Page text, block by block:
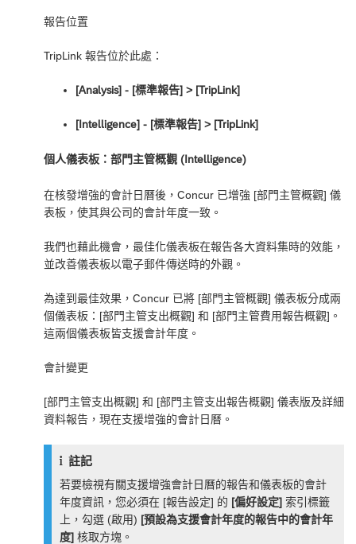
報告位置
TripLink 報告位於此處：
[Analysis] - [標準報告] ‎> [TripLink]
[Intelligence] - [標準報告] ‎> [TripLink]
個人儀表板：部門主管概觀 (Intelligence)
在核發增強的會計日曆後，Concur 已增強 [部門主管概觀] 儀
表板，使其與公司的會計年度一致。
我們也藉此機會，最佳化儀表板在報告各大資料集時的效能，
並改善儀表板以電子郵件傳送時的外觀。
為達到最佳效果，Concur 已將 [部門主管概觀] 儀表板分成兩
個儀表板：[部門主管支出概觀] 和 [部門主管費用報告概觀]。
這兩個儀表板皆支援會計年度。
會計變更
[部門主管支出概觀] 和 [部門主管支出報告概觀] 儀表版及詳細
資料報告，現在支援增強的會計日曆。
註記
若要檢視有關支援增強會計日曆的報告和儀表板的會計
年度資訊，您必須在 [報告設定] 的 [偏好設定] 索引標籤
上，勾選 (啟用) [預設為支援會計年度的報告中的會計年
度] 核取方塊。